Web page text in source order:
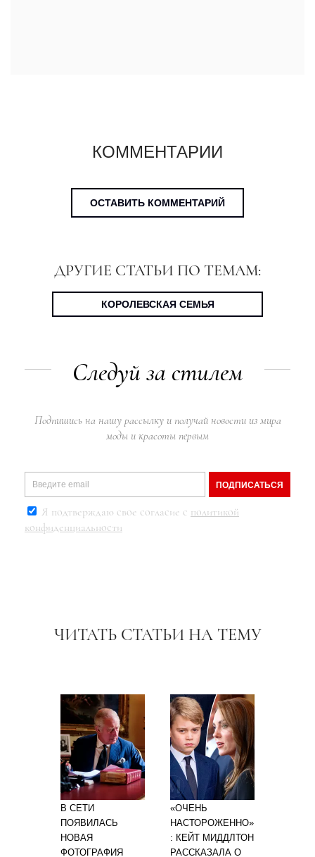
КОММЕНТАРИИ
ОСТАВИТЬ КОММЕНТАРИЙ
ДРУГИЕ СТАТЬИ ПО ТЕМАМ:
КОРОЛЕВСКАЯ СЕМЬЯ
Следуй за стилем
Подпишись на нашу рассылку и получай новости из мира
моды и красоты первым
ПОДПИСАТЬСЯ
Я подтверждаю свое согласие с политикой
конфиденциальности
ЧИТАТЬ СТАТЬИ НА ТЕМУ
В СЕТИ
ПОЯВИЛАСЬ
НОВАЯ
ФОТОГРАФИЯ
«ОЧЕНЬ
НАСТОРОЖЕННО»
: КЕЙТ МИДДЛТОН
РАССКАЗАЛА О